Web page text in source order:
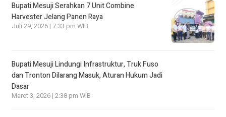
Bupati Mesuji Serahkan 7 Unit Combine
Harvester Jelang Panen Raya
Juli 29, 2026 | 7:33 pm WIB
Bupati Mesuji Lindungi Infrastruktur, Truk Fuso
dan Tronton Dilarang Masuk, Aturan Hukum Jadi
Dasar
Maret 3, 2026 | 2:38 pm WIB